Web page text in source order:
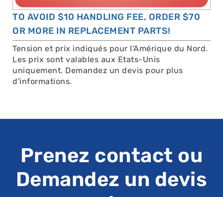
TO AVOID $10 HANDLING FEE, ORDER $70
OR MORE IN REPLACEMENT PARTS!
Tension et prix indiqués pour l'Amérique du Nord.
Les prix sont valables aux Etats-Unis
uniquement. Demandez un devis pour plus
d'informations.
Prenez contact ou
Demandez un devis